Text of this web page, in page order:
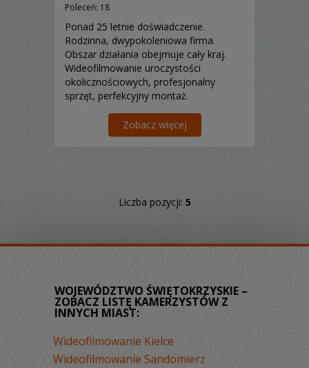
Poleceń: 18
Ponad 25 letnie doświadczenie.
Rodzinna, dwypokoleniowa firma.
Obszar działania obejmuje cały kraj.
Wideofilmowanie uroczystości
okolicznościowych, profesjonalny
sprzęt, perfekcyjny montaż.
Zobacz więcej
Liczba pozycji: 5
WOJEWÓDZTWO ŚWIĘTOKRZYSKIE –
ZOBACZ LISTĘ KAMERZYSTÓW Z
INNYCH MIAST:
Wideofilmowanie Kielce
Wideofilmowanie Sandomierz